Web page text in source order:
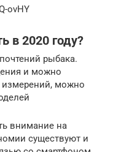
ovHY
в 2020 году?
рыбака.
и можно
измерений, можно
внимание на
существуют и